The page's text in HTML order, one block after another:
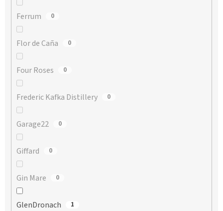
Ferrum 0
Flor de Caña 0
Four Roses 0
Frederic Kafka Distillery 0
Garage22 0
Giffard 0
Gin Mare 0
GlenDronach 1